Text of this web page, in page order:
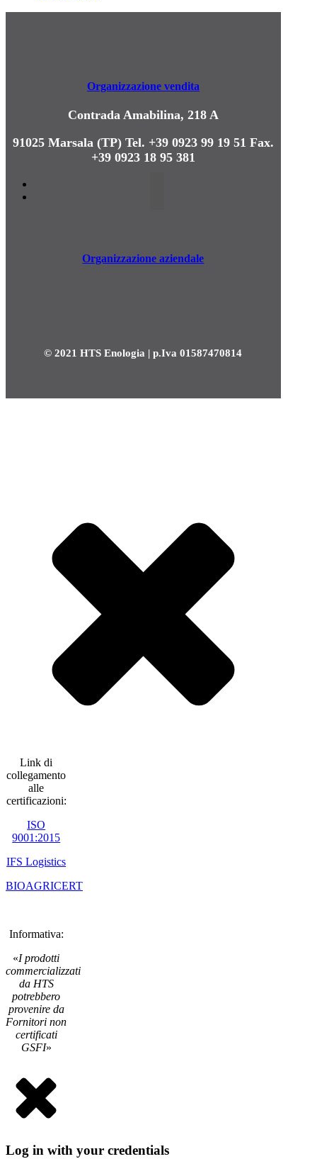
Organizzazione vendita
Contrada Amabilina, 218 A
91025 Marsala (TP)Tel. +39 0923 99 19 51 Fax.
+39 0923 18 95 381
Organizzazione aziendale
© 2021 HTS Enologia | p.Iva 01587470814
Link di
collegamento
alle
certificazioni:
ISO
9001:2015
IFS Logistics
BIOAGRICERT
Informativa:
«I prodotti
commercializzati
da HTS
potrebbero
provenire da
Fornitori non
certificati
GSFI»
Log in with your credentials